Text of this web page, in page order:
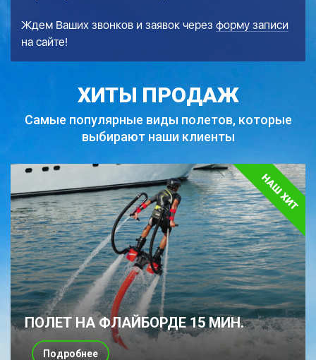
Ждем Ваших звонков и заявок через форму записи
на сайте!
ХИТЫ ПРОДАЖ
Самые популярные виды полетов, которые
выбирают наши клиенты
ПОЛЕТ НА ФЛАЙБОРДЕ 15 МИН.
Подробнее